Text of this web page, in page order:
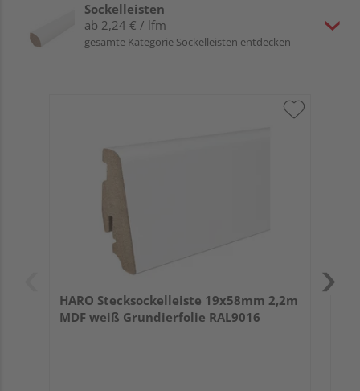
Sockelleisten
ab 2,24 € / lfm
gesamte Kategorie Sockelleisten entdecken
HARO Stecksockelleiste 19x58mm 2,2m
MDF weiß Grundierfolie RAL9016